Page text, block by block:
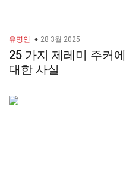
유명인 28 3월 2025
25 가지 제레미 주커에
대한 사실